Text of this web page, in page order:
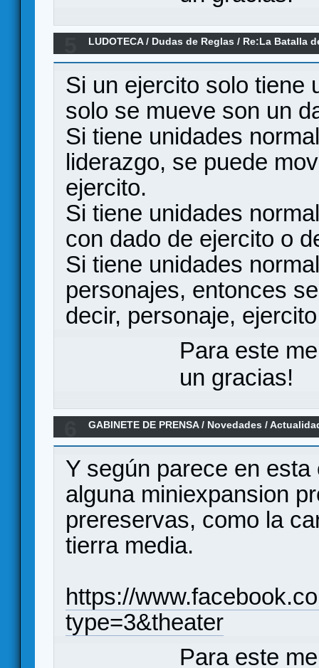
LUDOTECA/ Dudas de Reglas / Re:La Batalla
Si un ejercito solo tiene
solo se mueve son un
Si tiene unidades
liderazgo, se puede
ejercito.
Si tiene unidades
con dado de ejercito o
Si tiene unidades
personajes, entonces
decir, personaje,
Para este
un gracias!
GABINETE DE PRENSA/ Novedades /
Y según parece en
alguna miniexpansion
prereservas, como la
tierra media.
https://
type=3&theater
Para este